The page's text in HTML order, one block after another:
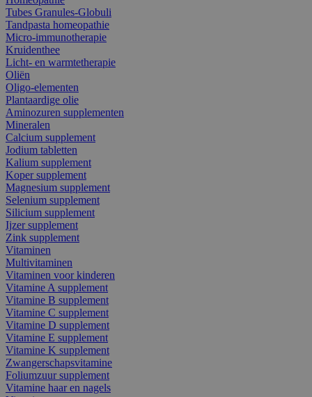
Tubes Granules-Globuli
Tandpasta homeopathie
Micro-immunotherapie
Kruidenthee
Licht- en warmtetherapie
Oliën
Oligo-elementen
Plantaardige olie
Aminozuren supplementen
Mineralen
Calcium supplement
Jodium tabletten
Kalium supplement
Koper supplement
Magnesium supplement
Selenium supplement
Silicium supplement
Ijzer supplement
Zink supplement
Vitaminen
Multivitaminen
Vitaminen voor kinderen
Vitamine A supplement
Vitamine B supplement
Vitamine C supplement
Vitamine D supplement
Vitamine E supplement
Vitamine K supplement
Zwangerschapsvitamine
Foliumzuur supplement
Vitamine haar en nagels